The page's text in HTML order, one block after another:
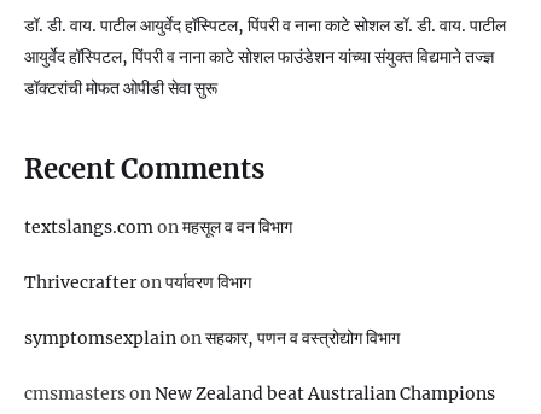
डॉ. डी. वाय. पाटील आयुर्वेद हॉस्पिटल, पिंपरी व नाना काटे सोशल डॉ. डी. वाय. पाटील
आयुर्वेद हॉस्पिटल, पिंपरी व नाना काटे सोशल फाउंडेशन यांच्या संयुक्त विद्यमाने तज्ज्ञ
डॉक्टरांची मोफत ओपीडी सेवा सुरू
Recent Comments
textslangs.comonमहसूल व वन विभाग
Thrivecrafteronपर्यावरण विभाग
symptomsexplainonसहकार, पणन व वस्‍त्रोद्योग विभाग
cmsmastersonNew Zealand beat Australian Champions